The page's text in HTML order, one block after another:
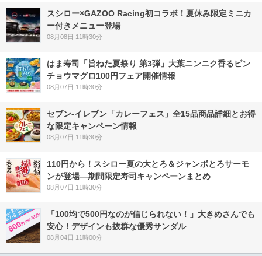
スシロー×GAZOO Racing初コラボ！夏休み限定ミニカ
ー付きメニュー登場
08月08日 11時30分
はま寿司「旨ねた夏祭り 第3弾」大葉ニンニク香るビン
チョウマグロ100円フェア開催情報
08月07日 11時30分
セブン‐イレブン「カレーフェス」全15品商品詳細とお得
な限定キャンペーン情報
08月07日 11時30分
110円から！スシロー夏の大とろ＆ジャンボとろサーモ
ンが登場―期間限定寿司キャンペーンまとめ
08月07日 11時30分
「100均で500円なのが信じられない！」大きめさんでも
安心！デザインも抜群な優秀サンダル
08月04日 11時00分